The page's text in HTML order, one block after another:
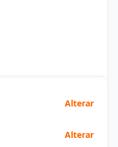
Alterar
Alterar